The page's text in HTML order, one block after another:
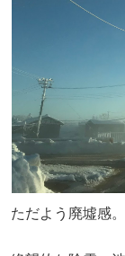
ただよう廃墟感